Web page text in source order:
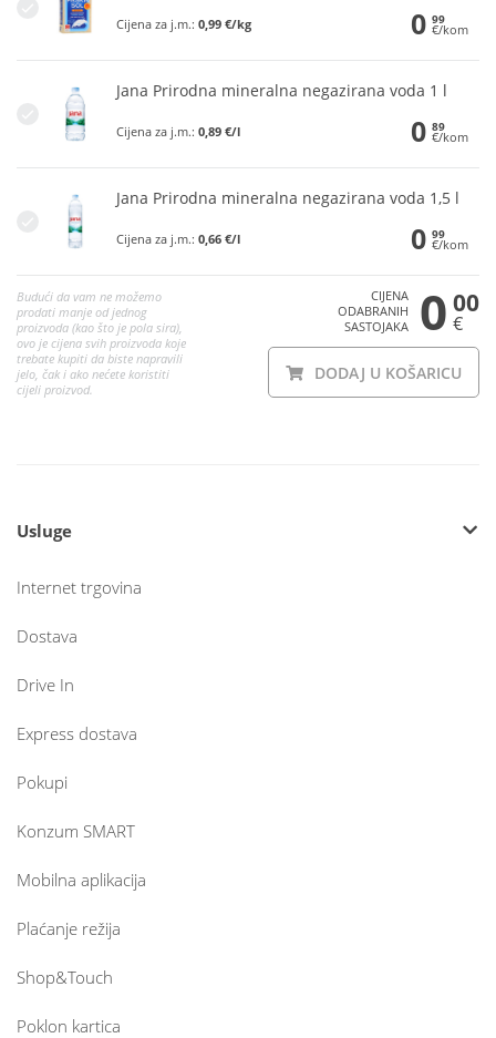
Cijena za j.m.: 0,99 €/kg 0 99
€/kom
Jana Prirodna mineralna negazirana voda 1 l
Cijena za j.m.: 0,89 €/l 0 89
€/kom
Jana Prirodna mineralna negazirana voda 1,5 l
Cijena za j.m.: 0,66 €/l 0 99
€/kom
Budući da vam ne možemo
prodati manje od jednog
proizvoda (kao što je pola sira),
ovo je cijena svih proizvoda koje
trebate kupiti da biste napravili
jelo, čak i ako nećete koristiti
cijeli proizvod.
CIJENA
ODABRANIH
SASTOJAKA
0 00
€
DODAJ U KOŠARICU
Usluge
Internet trgovina
Dostava
Drive In
Express dostava
Pokupi
Konzum SMART
Mobilna aplikacija
Plaćanje režija
Shop&Touch
Poklon kartica